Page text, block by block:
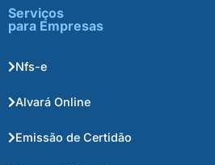
Serviços
para Empresas
Nfs-e
Alvará Online
Emissão de Certidão